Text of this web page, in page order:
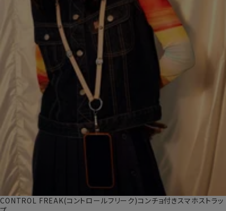
CONTROL FREAK(コントロールフリーク)コンチョ付きスマホストラッ